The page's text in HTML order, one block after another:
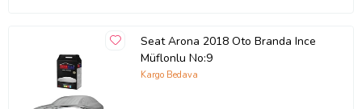
Seat Arona 2018 Oto Branda Ince
Müflonlu No:9
Kargo Bedava